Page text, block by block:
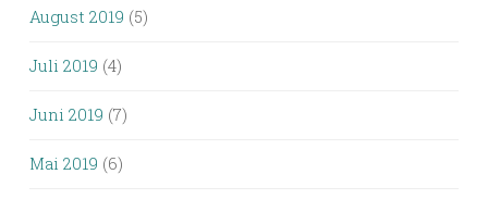
August 2019 (5)
Juli 2019 (4)
Juni 2019 (7)
Mai 2019 (6)